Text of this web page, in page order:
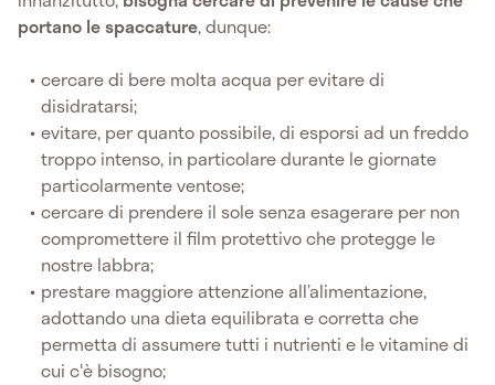
portano le spaccature, dunque:
cercare di bere molta acqua per evitare di
disidratarsi;
evitare, per quanto possibile, di esporsi ad un freddo
troppo intenso, in particolare durante le giornate
particolarmente ventose;
cercare di prendere il sole senza esagerare per non
compromettere il film protettivo che protegge le
nostre labbra;
prestare maggiore attenzione all’alimentazione,
adottando una dieta equilibrata e corretta che
permetta di assumere tutti i nutrienti e le vitamine di
cui c'è bisogno;